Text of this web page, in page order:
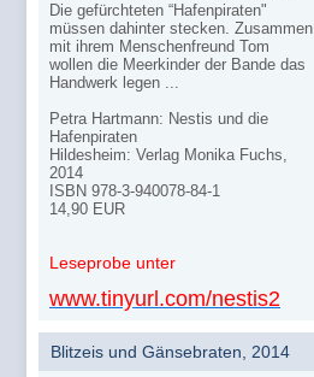
Die gefürchteten “Hafenpiraten"
müssen dahinter stecken. Zusammen
mit ihrem Menschenfreund Tom
wollen die Meerkinder der Bande das
Handwerk legen ...
Petra Hartmann: Nestis und die
Hafenpiraten
Hildesheim: Verlag Monika Fuchs,
2014
ISBN 978-3-940078-84-1
14,90 EUR
Leseprobe unter
www.tinyurl.com/nestis2
Blitzeis und Gänsebraten, 2014